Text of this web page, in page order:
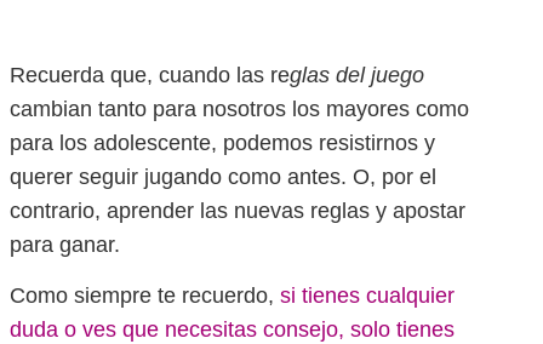
Recuerda que, cuando las reglas del juego
cambian tanto para nosotros los mayores como
para los adolescente, podemos resistirnos y
querer seguir jugando como antes. O, por el
contrario, aprender las nuevas reglas y apostar
para ganar.
Como siempre te recuerdo, si tienes cualquier
duda o ves que necesitas consejo, solo tienes